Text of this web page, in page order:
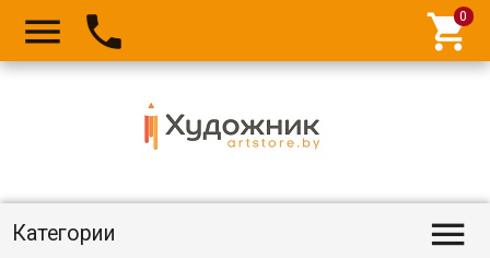
  
Категории 